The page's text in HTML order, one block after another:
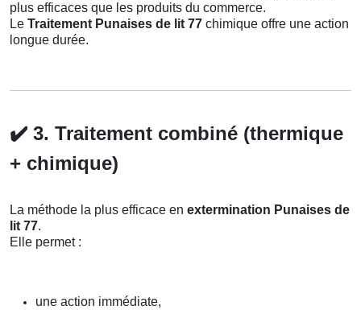
plus efficaces que les produits du commerce.
Le Traitement Punaises de lit 77 chimique offre une action
longue durée.
✔️ 3. Traitement combiné (thermique
+ chimique)
La méthode la plus efficace en extermination Punaises de
lit 77.
Elle permet :
une action immédiate,